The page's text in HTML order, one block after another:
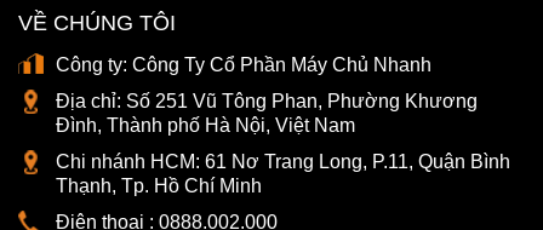
VỀ CHÚNG TÔI
Công ty: Công Ty Cổ Phần Máy Chủ Nhanh
Địa chỉ: Số 251 Vũ Tông Phan, Phường Khương
Đình, Thành phố Hà Nội, Việt Nam
Chi nhánh HCM: 61 Nơ Trang Long, P.11, Quận Bình
Thạnh, Tp. Hồ Chí Minh
Điện thoại : 0888.002.000